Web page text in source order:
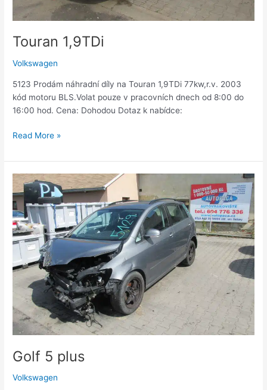
Touran 1,9TDi
Volkswagen
5123 Prodám náhradní díly na Touran 1,9TDi 77kw,r.v. 2003
kód motoru BLS.Volat pouze v pracovních dnech od 8:00 do
16:00 hod. Cena: Dohodou Dotaz k nabídce:
Read More »
Golf 5 plus
Volkswagen
Golf
5
plus